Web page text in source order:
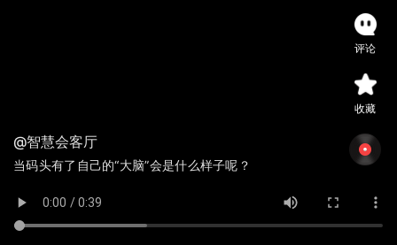
评论
收藏
@智慧会客厅
当码头有了自己的“大脑”会是什么样子呢？